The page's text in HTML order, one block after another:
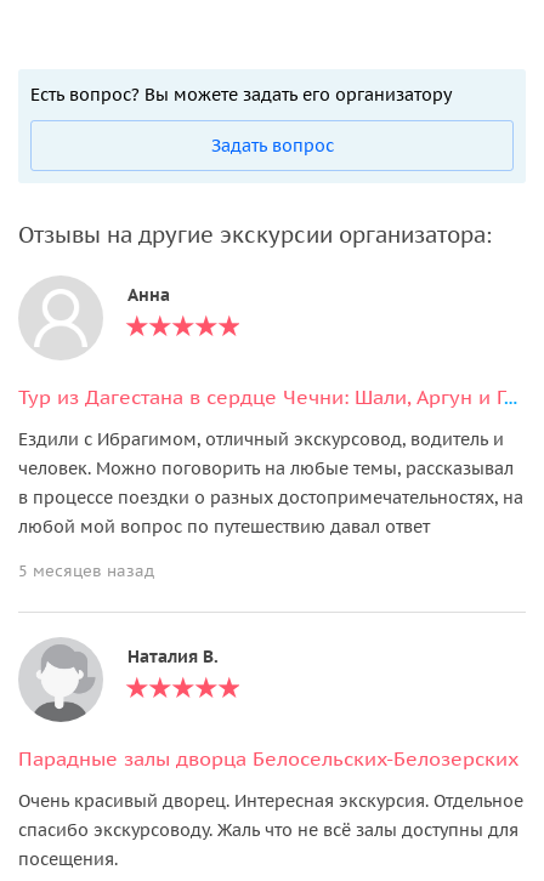
Есть вопрос? Вы можете задать его организатору
Задать вопрос
Отзывы на другие экскурсии организатора:
Анна
Тур из Дагестана в сердце Чечни: Шали, Аргун и Грозный
Ездили с Ибрагимом, отличный экскурсовод, водитель и
человек. Можно поговорить на любые темы, рассказывал
в процессе поездки о разных достопримечательностях, на
любой мой вопрос по путешествию давал ответ
5 месяцев назад
Наталия В.
Парадные залы дворца Белосельских-Белозерских
Очень красивый дворец. Интересная экскурсия. Отдельное
спасибо экскурсоводу. Жаль что не всё залы доступны для
посещения.